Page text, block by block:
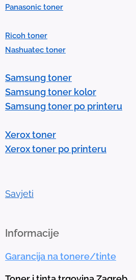
Panasonic toner
Ricoh toner
Nashuatec toner
Samsung toner
Samsung toner kolor
Samsung toner po printeru
Xerox toner
Xerox toner po printeru
Savjeti
Informacije
Garancija na tonere/tinte